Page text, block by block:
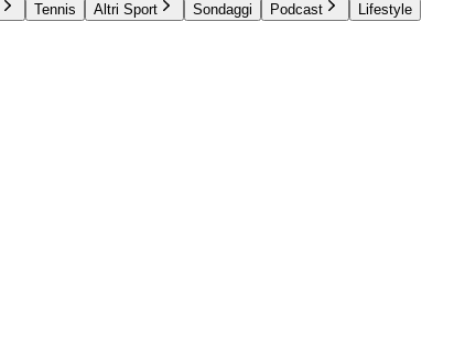
Tennis Altri Sport Sondaggi Podcast
Lifestyle